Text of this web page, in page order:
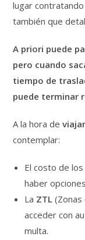
lugar
también que
A priori puede
pero cuando
tiempo de
puede terminar
A la hora de
contemplar:
El costo de los
haber
La ZTL
acceder con
multa.